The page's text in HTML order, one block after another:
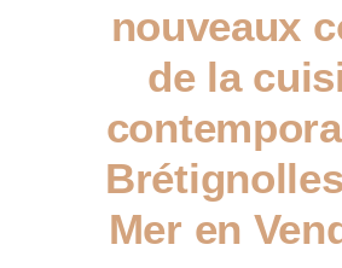
nouveaux
de la
Mer en